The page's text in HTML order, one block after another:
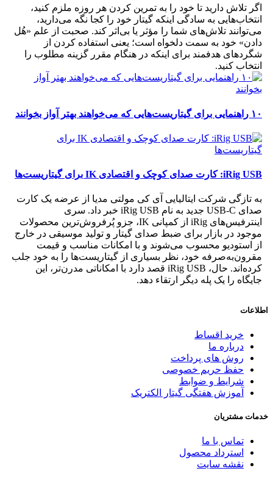
اگر تلاش دارید تا خود را به تمرین کردن هر روزه ملزم کنید،
انتخاب‌هایی به سادگی اینکه گیتار خود را کجا نگه می‌دارید،
می‌توانند تلاش‌های شما را مؤثر یا بی‌اثر کند. صحبت از علم «هُل
دادن» خود به سمت دلخواه است؛ یعنی استفاده کردن از
شگردهای هدفمند برای اینکه در هنگام مقرر گزینه مطلوب را
انتخاب کنید.
۱۰ راهنمایی برای گیتاریست‌هایی که می‌خواهند بهتر آواز بخوانند
iRig USB: کارت صدای کوچک و اقتصادی IK برای گیتاریست‌ها
به تازگی شرکت ایتالیایی آی کی مولتی مدیا از عرضه یک کارت
صدای USB-C جدید به نام iRig USB خبر داد. سری
اینترفیس‌های iRig از کمپانی IK، جزو پُرفروش‌ترین محصولات
موجود در بازار برای ضبط صدای گیتار و تولید موسیقی در خارج
از استودیو محسوب می‌شوند و با امکانات مناسب و قیمت
مقرون‌به‌صرفه خود، نظر بسیاری از گیتاریست‌ها را به خود جلب
کرده‌اند. حال، iRig USB قصد دارد با امکاناتی مدرن‌تر، این
جایگاه را یک پله دیگر ارتقاء دهد.
اطلاعات
خرید اقساط
درباره ما
روش های پرداخت
حفظ حریم خصوصی
شرایط و ضوابط
آموزش هفتگی گیتار الکتریک
خدمات مشتریان
تماس با ما
استرداد محصول
نقشه سایت